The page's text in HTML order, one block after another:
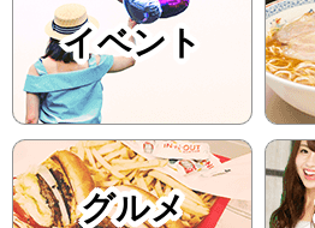
イベント
グルメ